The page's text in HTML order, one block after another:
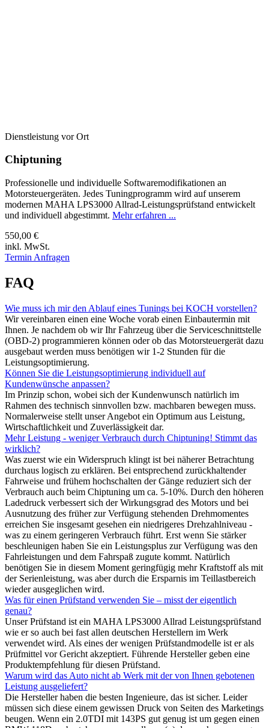
Dienstleistung vor Ort
Chiptuning
Professionelle und individuelle Softwaremodifikationen an
Motorsteuergeräten. Jedes Tuningprogramm wird auf unserem
modernen MAHA LPS3000 Allrad-Leistungsprüfstand entwickelt
und individuell abgestimmt. Mehr erfahren ...
550,00 €
inkl. MwSt.
Termin Anfragen
FAQ
Wie muss ich mir den Ablauf eines Tunings bei KOCH vorstellen?
Wir vereinbaren einen eine Woche vorab einen Einbautermin mit
Ihnen. Je nachdem ob wir Ihr Fahrzeug über die Serviceschnittstelle
(OBD-2) programmieren können oder ob das Motorsteuergerät dazu
ausgebaut werden muss benötigen wir 1-2 Stunden für die
Leistungsoptimierung.
Können Sie die Leistungsoptimierung individuell auf
Kundenwünsche anpassen?
Im Prinzip schon, wobei sich der Kundenwunsch natürlich im
Rahmen des technisch sinnvollen bzw. machbaren bewegen muss.
Normalerweise stellt unser Angebot ein Optimum aus Leistung,
Wirtschaftlichkeit und Zuverlässigkeit dar.
Mehr Leistung - weniger Verbrauch durch Chiptuning! Stimmt das
wirklich?
Was zuerst wie ein Widerspruch klingt ist bei näherer Betrachtung
durchaus logisch zu erklären. Bei entsprechend zurückhaltender
Fahrweise und frühem hochschalten der Gänge reduziert sich der
Verbrauch auch beim Chiptuning um ca. 5-10%. Durch den höheren
Ladedruck verbessert sich der Wirkungsgrad des Motors und bei
Ausnutzung des früher zur Verfügung stehenden Drehmomentes
erreichen Sie insgesamt gesehen ein niedrigeres Drehzahlniveau -
was zu einem geringeren Verbrauch führt. Erst wenn Sie stärker
beschleunigen haben Sie ein Leistungsplus zur Verfügung was den
Fahrleistungen und dem Fahrspaß zugute kommt. Natürlich
benötigen Sie in diesem Moment geringfügig mehr Kraftstoff als mit
der Serienleistung, was aber durch die Ersparnis im Teillastbereich
wieder ausgeglichen wird.
Was für einen Prüfstand verwenden Sie – misst der eigentlich
genau?
Unser Prüfstand ist ein MAHA LPS3000 Allrad Leistungsprüfstand
wie er so auch bei fast allen deutschen Herstellern im Werk
verwendet wird. Als eines der wenigen Prüfstandmodelle ist er als
Prüfmittel vor Gericht akzeptiert. Führende Hersteller geben eine
Produktempfehlung für diesen Prüfstand.
Warum wird das Auto nicht ab Werk mit der von Ihnen gebotenen
Leistung ausgeliefert?
Die Hersteller haben die besten Ingenieure, das ist sicher. Leider
müssen sich diese einem gewissen Druck von Seiten des Marketings
beugen. Wenn ein 2.0TDI mit 143PS gut genug ist um gegen einen